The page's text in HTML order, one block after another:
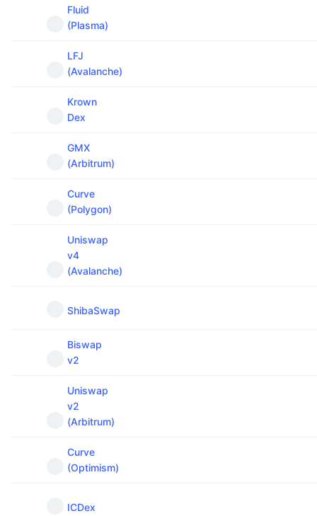
Fluid
(Plasma)
LFJ
(Avalanche)
Krown
Dex
GMX
(Arbitrum)
Curve
(Polygon)
Uniswap
v4
(Avalanche)
ShibaSwap
Biswap
v2
Uniswap
v2
(Arbitrum)
Curve
(Optimism)
ICDex